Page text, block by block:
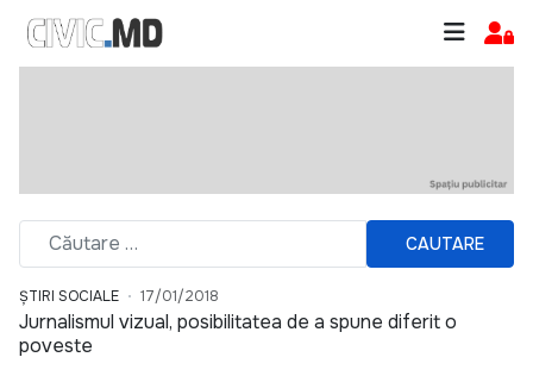
CAUTARE
ȘTIRI SOCIALE 17/01/2018
Jurnalismul vizual, posibilitatea de a spune diferit o
poveste